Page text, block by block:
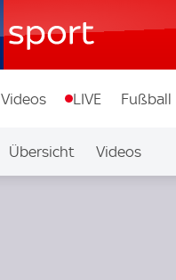
Videos LIVE Fußball
Übersicht Videos